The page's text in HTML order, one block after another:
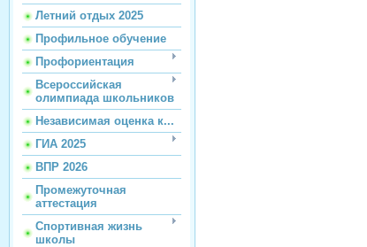
Летний отдых 2025
Профильное обучение
Профориентация
Всероссийская
олимпиада школьников
Независимая оценка к...
ГИА 2025
ВПР 2026
Промежуточная
аттестация
Спортивная жизнь
школы